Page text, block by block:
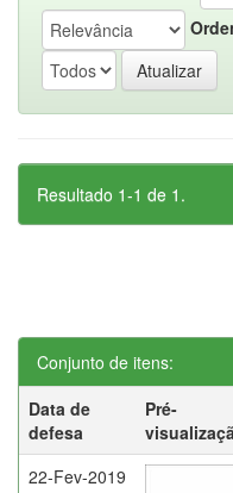
Resultado 1-1 de 1.
Conjunto de itens:
Data de
defesa
Pré-
22-Fev-2019